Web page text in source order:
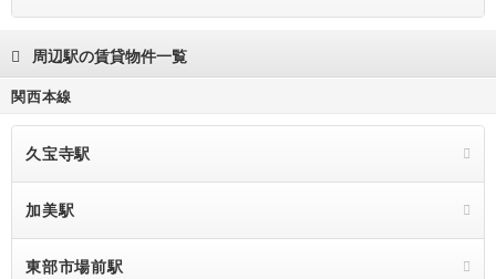
周辺駅の賃貸物件一覧
関西本線
久宝寺駅
加美駅
東部市場前駅